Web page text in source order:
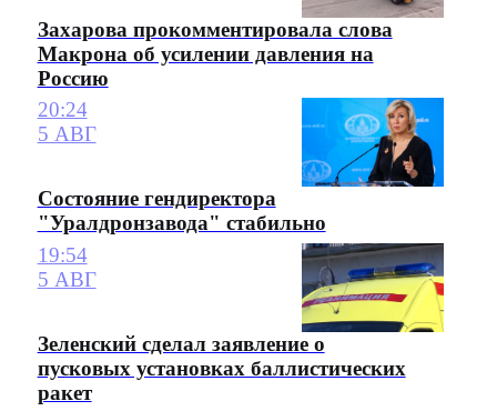
Захарова прокомментировала слова
Макрона об усилении давления на
Россию
20:24
5 АВГ
Состояние гендиректора
"Уралдронзавода" стабильно
19:54
5 АВГ
Зеленский сделал заявление о
пусковых установках баллистических
ракет